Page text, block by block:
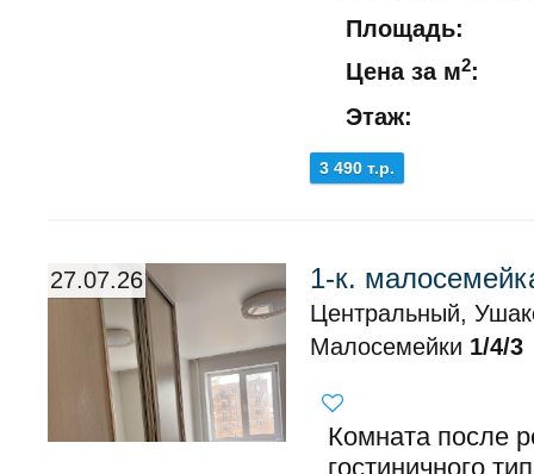
Площадь:
Цена за м2:
Этаж:
3 490 т.р.
27.07.26 1-к.
Центральный,
Малосемейки 1/4/3
Комната после
гостиничного